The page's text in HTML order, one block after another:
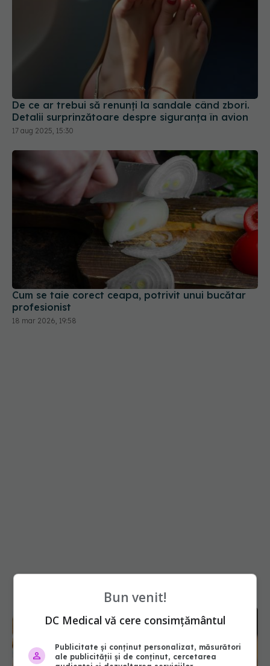
De ce ar trebui să renunți la sandale când zbori.
Detalii surprinzătoare despre siguranța în avion
17 aug 2025, 15:30
Cum se taie corect ceapa, potrivit unui bucătar
profesionist
18 mar 2026, 19:58
Bun venit!
DC Medical vă cere consimțământul
Publicitate și conținut personalizat, măsurători
ale publicității și de conținut, cercetarea